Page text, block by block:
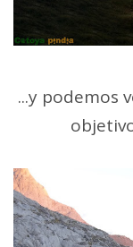
...y podemos